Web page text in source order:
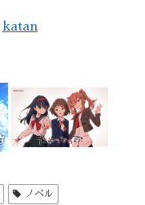
katan
ノベル